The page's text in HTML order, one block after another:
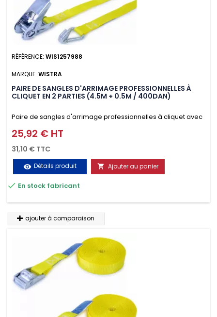
RÉFÉRENCE: WIS1257988
MARQUE: WISTRA
PAIRE DE SANGLES D'ARRIMAGE PROFESSIONNELLES À
CLIQUET EN 2 PARTIES (4.5M + 0.5M / 400DAN)
Paire de sangles d'arrimage professionnelles à cliquet avec
crochet en 2 parties (4.5M + 0.5M / 400daN), simple et rapide
d'utilisation. Permet d'arrimer et de sécuriser
vos chargements pendant le transport. Matière polyester
très résistante aux UV et aux variations de températures,
n'absorbe pas l'eau.
Prix
25,92 € HT
31,10 € TTC
visibility Détails produit  Ajouter au panier
 En stock fabricant
ajouter à comparaison